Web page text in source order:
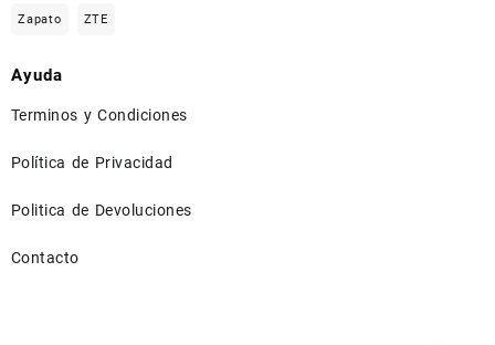
Zapato ZTE
Ayuda
Terminos y Condiciones
Política de Privacidad
Politica de Devoluciones
Contacto